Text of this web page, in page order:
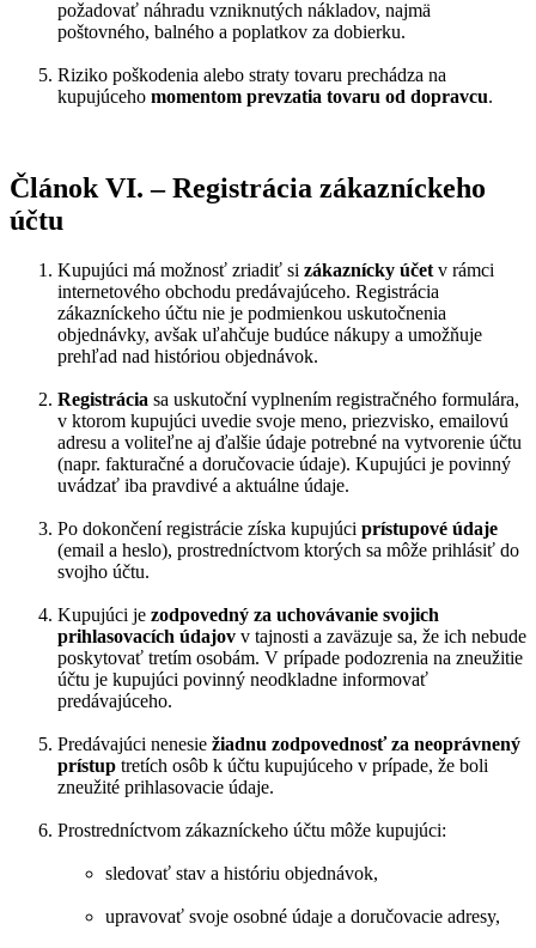
požadovať náhradu vzniknutých nákladov, najmä
poštovného, balného a poplatkov za dobierku.
Riziko poškodenia alebo straty tovaru prechádza na
kupujúceho momentom prevzatia tovaru od dopravcu.
Článok VI. – Registrácia zákazníckeho
účtu
Kupujúci má možnosť zriadiť si zákaznícky účetv rámci
internetového obchodu predávajúceho. Registrácia
zákazníckeho účtu nie je podmienkou uskutočnenia
objednávky, avšak uľahčuje budúce nákupy a umožňuje
prehľad nad históriou objednávok.
Registrácia sa uskutoční vyplnením registračného formulára,
v ktorom kupujúci uvedie svoje meno, priezvisko, emailovú
adresu a voliteľne aj ďalšie údaje potrebné na vytvorenie účtu
(napr. fakturačné a doručovacie údaje). Kupujúci je povinný
uvádzať iba pravdivé a aktuálne údaje.
Po dokončení registrácie získa kupujúci prístupové údaje
(email a heslo), prostredníctvom ktorých sa môže prihlásiť do
svojho účtu.
Kupujúci je zodpovedný za uchovávanie svojich
prihlasovacích údajov v tajnosti a zaväzuje sa, že ich nebude
poskytovať tretím osobám. V prípade podozrenia na zneužitie
účtu je kupujúci povinný neodkladne informovať
predávajúceho.
Predávajúci nenesie žiadnu zodpovednosť za neoprávnený
prístup tretích osôb k účtu kupujúceho v prípade, že boli
zneužité prihlasovacie údaje.
Prostredníctvom zákazníckeho účtu môže kupujúci:
sledovať stav a históriu objednávok,
upravovať svoje osobné údaje a doručovacie adresy,